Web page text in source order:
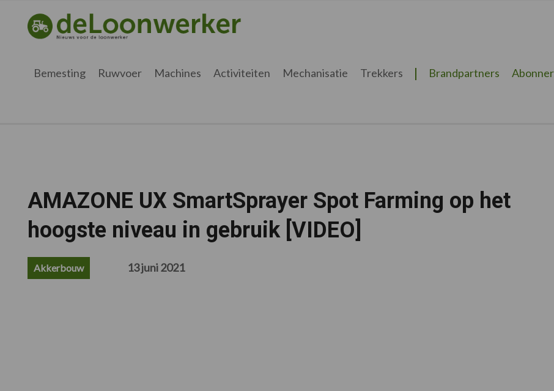
hoofdnavigatie
hoofd
eerste
voettekst
deloonwerker.be
Bemesting Ruwvoer Machines Activiteiten Mechanisatie Trekkers Brandpartners
AMAZONE UX SmartSprayer Spot Farming op het
hoogste niveau in gebruik [VIDEO]
Akkerbouw 13 juni 2021